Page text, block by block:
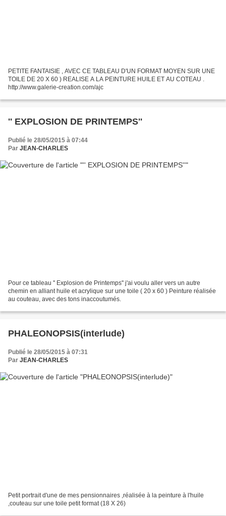
PETITE FANTAISIE , AVEC CE TABLEAU D'UN FORMAT MOYEN SUR UNE
TOILE DE 20 X 60 ) REALISE A LA PEINTURE HUILE ET AU COTEAU .
http://www.galerie-creation.com/ajc
'' EXPLOSION DE PRINTEMPS''
Publié le 28/05/2015 à 07:44
Par JEAN-CHARLES
Pour ce tableau '' Explosion de Printemps'' j'ai voulu aller vers un autre
chemin en alliant huile et acrylique sur une toile ( 20 x 60 ) Peinture réalisée
au couteau, avec des tons inaccoutumés.
PHALEONOPSIS(interlude)
Publié le 28/05/2015 à 07:31
Par JEAN-CHARLES
Petit portrait d'une de mes pensionnaires ,réalisée à la peinture à l'huile
,couteau sur une toile petit format (18 X 26)